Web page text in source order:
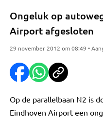
Ongeluk op
Airport afgesloten
29 november 2012 om 08:49 •
Op de parallelbaan N2 is
Eindhoven Airport een